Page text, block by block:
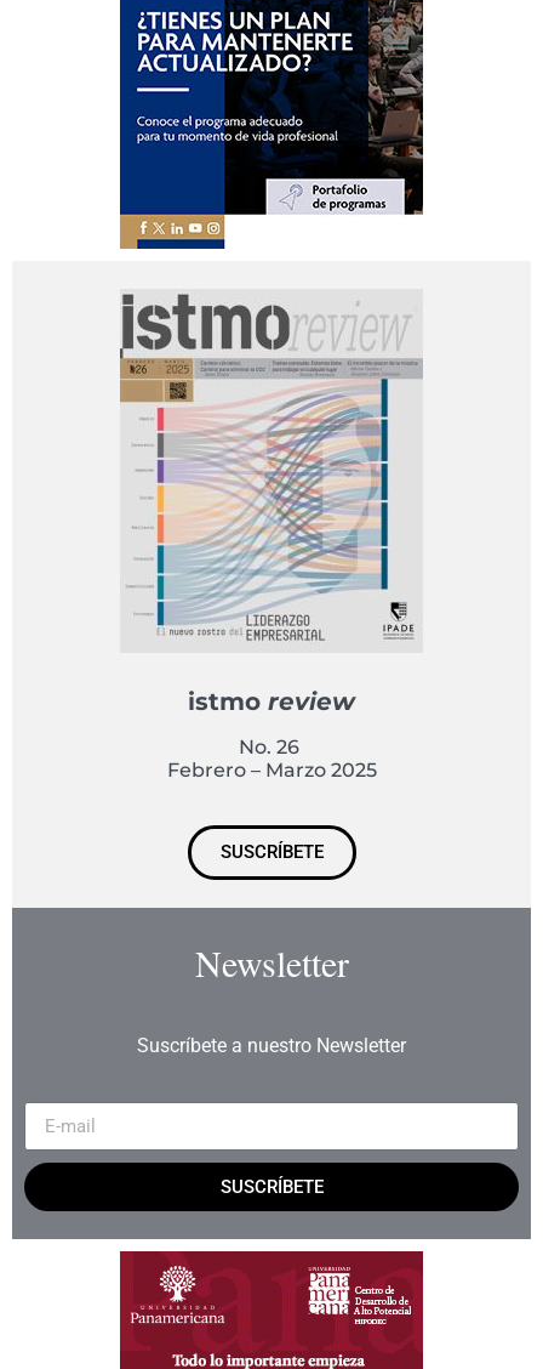
istmo review
No. 26
Febrero – Marzo 2025
SUSCRÍBETE
Newsletter
Suscríbete a nuestro Newsletter
SUSCRÍBETE